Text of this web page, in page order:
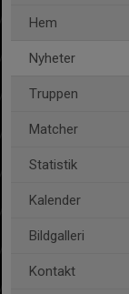
Hem
Nyheter
Truppen
Matcher
Statistik
Kalender
Bildgalleri
Kontakt